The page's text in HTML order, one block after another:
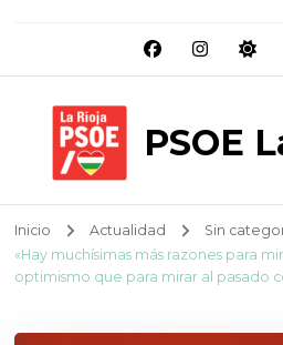
PSOE
Inicio Actualidad Sin
«Hay muchísimas más razones para
optimismo que para mirar al pasado